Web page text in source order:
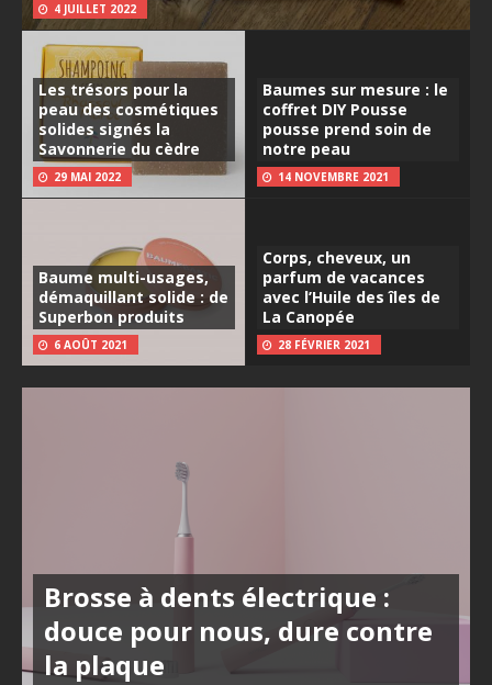
4 JUILLET 2022
Les trésors pour la
peau des cosmétiques
solides signés la
Savonnerie du cèdre
29 MAI 2022
Baumes sur mesure : le
coffret DIY Pousse
pousse prend soin de
notre peau
14 NOVEMBRE 2021
Baume multi-usages,
démaquillant solide : de
Superbon produits
6 AOÛT 2021
Corps, cheveux, un
parfum de vacances
avec l’Huile des îles de
La Canopée
28 FÉVRIER 2021
Brosse à dents électrique :
douce pour nous, dure contre
la plaque